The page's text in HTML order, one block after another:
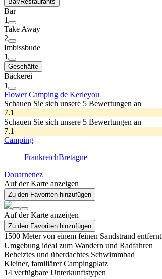
Bar
1
Take Away
2
Imbissbude
1
Geschäfte
Bäckerei
1
Flower Camping de Kerleyou
Schauen Sie sich unsere 5 Bewertungen an
7.1
Schauen Sie sich unsere 5 Bewertungen an
7.1
Camping
FrankreichBretagne
Douarnenez
Auf der Karte anzeigen
Zu den Favoriten hinzufügen
Auf der Karte anzeigen
Zu den Favoriten hinzufügen
1500 Meter von einem feinen Sandstrand entfernt
Umgebung ideal zum Wandern und Radfahren
Beheiztes und überdachtes Schwimmbad
Kleiner, familiärer Campingplatz
14 verfügbare Unterkunftstypen